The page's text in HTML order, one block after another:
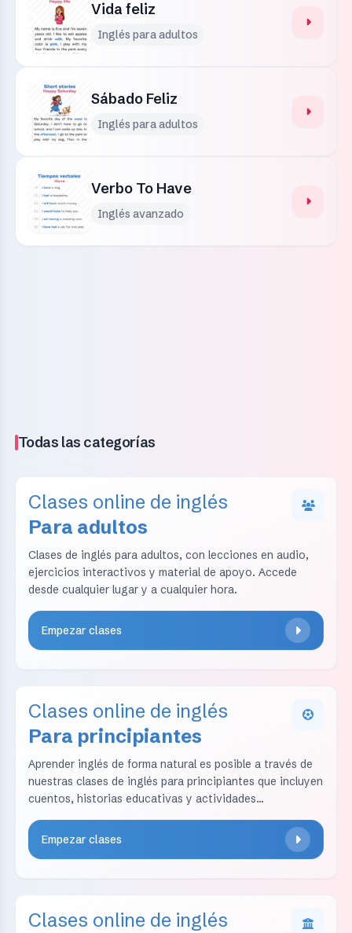
Vida feliz
Inglés para adultos
Sábado Feliz
Inglés para adultos
Verbo To Have
Inglés avanzado
Todas las categorías
Clases online de inglés
Para adultos
Clases de inglés para adultos, con lecciones en audio,
ejercicios interactivos y material de apoyo. Accede
desde cualquier lugar y a cualquier hora.
Empezar clases
Clases online de inglés
Para principiantes
Aprender inglés de forma natural es posible a través de
nuestras clases de inglés para principiantes que incluyen
cuentos, historias educativas y actividades
Empezar clases
Clases online de inglés